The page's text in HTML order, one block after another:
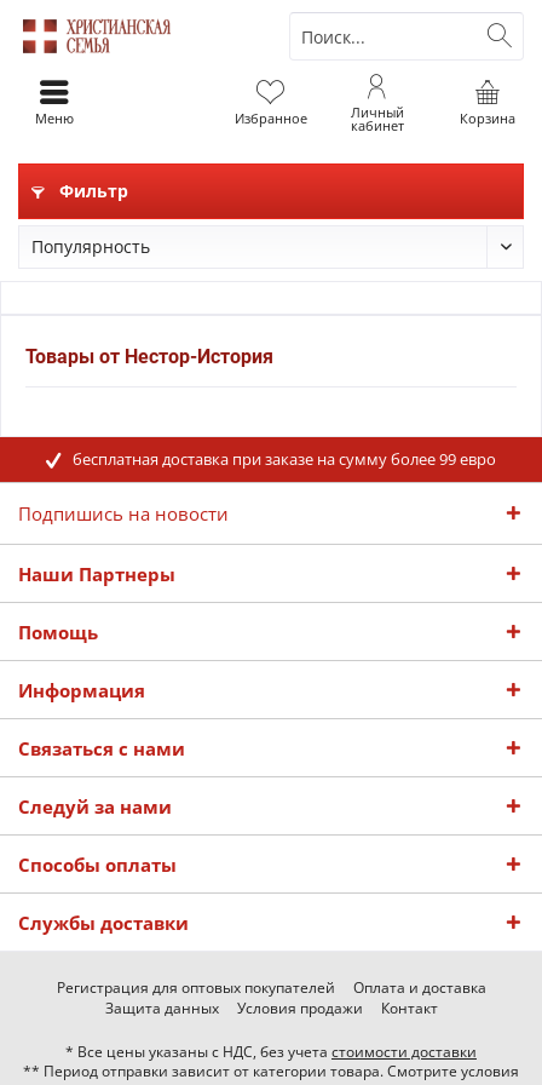
Корзина
Избранное Личный
кабинет
Меню
Фильтр
Товары от Нестор-История
бесплатная доставка при заказе на сумму более 99 евро
Подпишись на новости
Наши Партнеры
Помощь
Информация
Связаться с нами
Следуй за нами
Способы оплаты
Службы доставки
Регистрация для оптовых покупателей
Оплата и доставка
Защита данных
Условия продажи Контакт
* Все цены указаны с НДС, без учета стоимости доставки
** Период отправки зависит от категории товара. Смотрите условия